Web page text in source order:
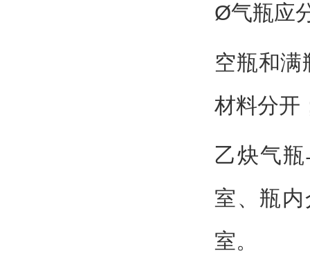
Ø气瓶应
空瓶和
材料分开
乙炔气
室、瓶
室。